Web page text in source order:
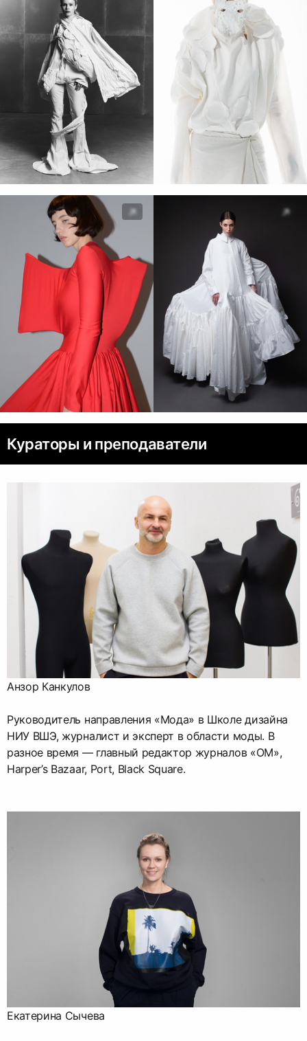
Кураторы и преподаватели
Анзор Канкулов
Руководитель направления «Мода» в Школе дизайна
НИУ ВШЭ, журналист и эксперт в области моды. В
разное время — главный редактор журналов «ОМ»,
Harper’s Bazaar, Port, Black Square.
Екатерина Сычева